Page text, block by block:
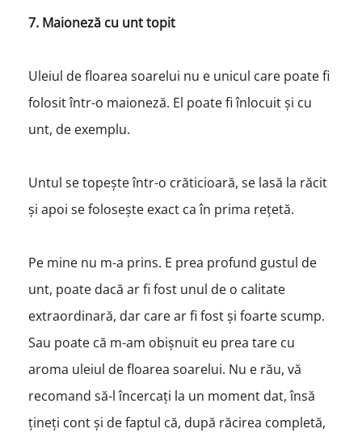
7. Maioneză cu unt topit
Uleiul de floarea soarelui nu e unicul care poate fi
folosit într-o maioneză. El poate fi înlocuit și cu
unt, de exemplu.
Untul se topește într-o crăticioară, se lasă la răcit
și apoi se folosește exact ca în prima rețetă.
Pe mine nu m-a prins. E prea profund gustul de
unt, poate dacă ar fi fost unul de o calitate
extraordinară, dar care ar fi fost și foarte scump.
Sau poate că m-am obișnuit eu prea tare cu
aroma uleiul de floarea soarelui. Nu e rău, vă
recomand să-l încercați la un moment dat, însă
țineți cont și de faptul că, după răcirea completă,